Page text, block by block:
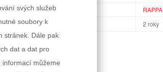
Výrobce
RAPPA
2 roky
svých služeb
soubory k
stránek. Dále pak
dat a dat pro
můžeme